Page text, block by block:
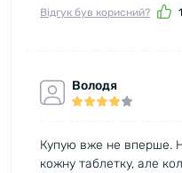
Відгук був корисний? 1
Володя
Купую вже не вперше.
кожну таблетку, але